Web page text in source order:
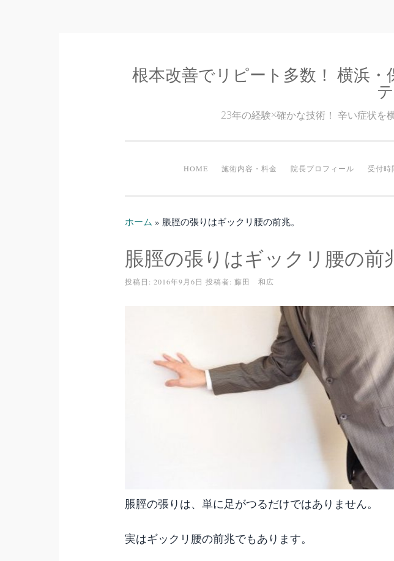
コ
プ
根本改善でリピート多数！ 横浜
23年の経験×確かな技術！ 辛い症状を
HOME 施術内容・料金 院長プロフィール 受付時
ホーム » 脹脛の張りはギックリ腰の前兆。
脹脛の張りはギックリ腰の前
投稿日: 2016年9月6日 投稿者: 藤田 和広
脹脛の張りは、単に足がつるだけではありません。
実はギックリ腰の前兆でもあります。